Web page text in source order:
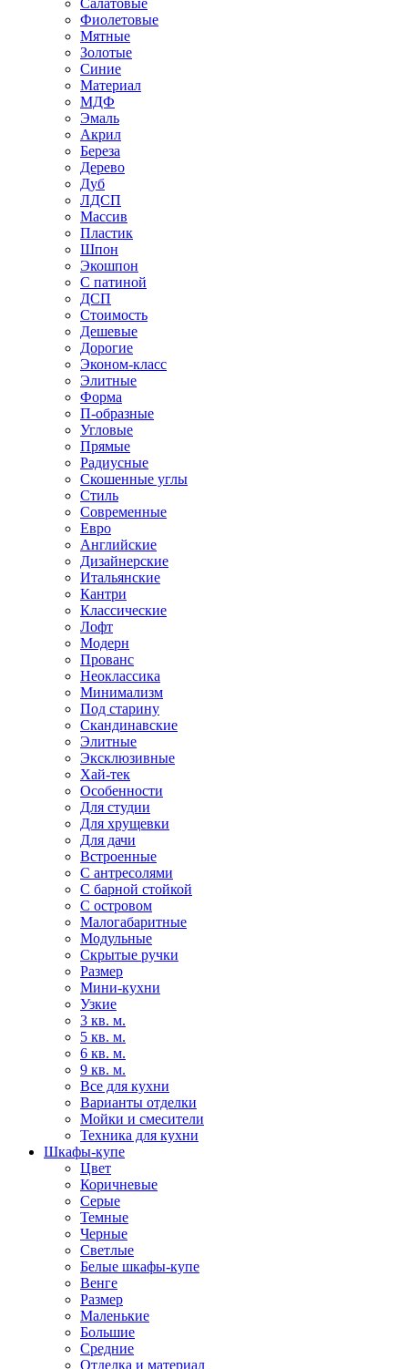
Салатовые
Фиолетовые
Мятные
Золотые
Синие
Материал
МДФ
Эмаль
Акрил
Береза
Дерево
Дуб
ЛДСП
Массив
Пластик
Шпон
Экошпон
С патиной
ДСП
Стоимость
Дешевые
Дорогие
Эконом-класс
Элитные
Форма
П-образные
Угловые
Прямые
Радиусные
Скошенные углы
Стиль
Современные
Евро
Английские
Дизайнерские
Итальянские
Кантри
Классические
Лофт
Модерн
Прованс
Неоклассика
Минимализм
Под старину
Скандинавские
Элитные
Эксклюзивные
Хай-тек
Особенности
Для студии
Для хрущевки
Для дачи
Встроенные
С антресолями
С барной стойкой
С островом
Малогабаритные
Модульные
Скрытые ручки
Размер
Мини-кухни
Узкие
3 кв. м.
5 кв. м.
6 кв. м.
9 кв. м.
Все для кухни
Варианты отделки
Мойки и смесители
Техника для кухни
Шкафы-купе
Цвет
Коричневые
Серые
Темные
Черные
Светлые
Белые шкафы-купе
Венге
Размер
Маленькие
Большие
Средние
Отделка и материал